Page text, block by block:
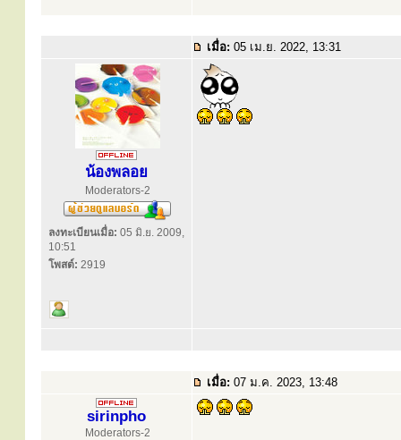
เมื่อ: 05 เม.ย. 2022, 13:31
น้องพลอย
Moderators-2
ลงทะเบียนเมื่อ: 05 มิ.ย. 2009,
10:51
โพสต์: 2919
เมื่อ: 07 ม.ค. 2023, 13:48
sirinpho
Moderators-2